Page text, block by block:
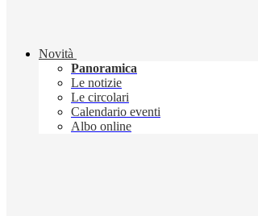
Novità
Panoramica
Le notizie
Le circolari
Calendario eventi
Albo online